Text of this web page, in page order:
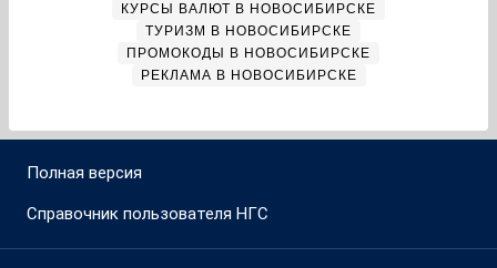
КУРСЫ ВАЛЮТ В НОВОСИБИРСКЕ
ТУРИЗМ В НОВОСИБИРСКЕ
ПРОМОКОДЫ В НОВОСИБИРСКЕ
РЕКЛАМА В НОВОСИБИРСКЕ
Полная версия
Справочник пользователя НГС